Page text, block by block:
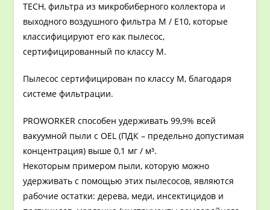
TECH, фильтра из микробиберного коллектора и
выходного воздушного фильтра M / E10, которые
классифицируют его как пылесос,
сертифицированный по классу M.
Пылесос сертифицирован по классу M, благодаря
системе фильтрации.
PROWORKER способен удерживать 99,9% всей
вакуумной пыли с OEL (ПДК – предельно допустимая
концентрация) выше 0,1 мг / м³.
Некоторым примером пыли, которую можно
удерживать с помощью этих пылесосов, являются
рабочие остатки: дерева, меди, инсектицидов и